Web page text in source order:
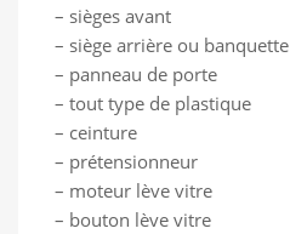
– sièges avant
– siège arrière ou banquette
– panneau de porte
– tout type de plastique
– ceinture
– prétensionneur
– moteur lève vitre
– bouton lève vitre